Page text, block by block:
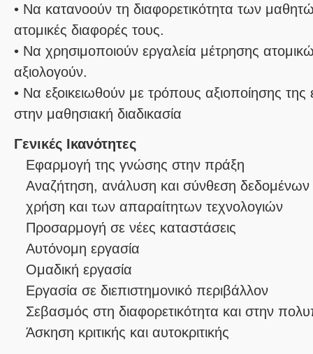
• Να κατανοούν τη διαφορετικότητα των
ατομικές διαφορές τους.
• Να χρησιμοποιούν εργαλεία μέτρησης
αξιολογούν.
• Να εξοικειωθούν με τρόπους αξιοποίησης
Γενικές Ικανότητες
Εφαρμογή της γνώσης στην πράξη
Αναζήτηση, ανάλυση και σύνθεση
χρήση και των απαραίτητων τεχνολογιών
Προσαρμογή σε νέες καταστάσεις
Αυτόνομη εργασία
Ομαδική εργασία
Εργασία σε διεπιστημονικό περιβάλλον
Σεβασμός στη διαφορετικότητα και στην
Άσκηση κριτικής και αυτοκριτικής